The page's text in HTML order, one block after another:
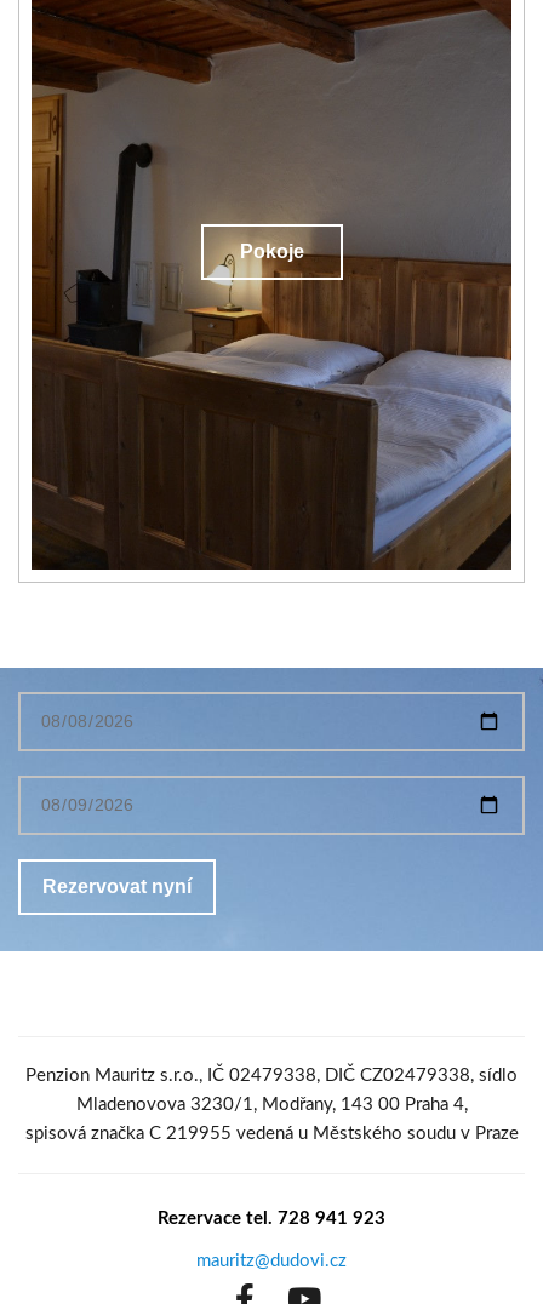
Pokoje
Penzion Mauritz s.r.o., IČ 02479338, DIČ CZ02479338, sídlo
Mladenovova 3230/1, Modřany, 143 00 Praha 4,
spisová značka C 219955 vedená u Městského soudu v Praze
Rezervace tel. 728 941 923
mauritz@dudovi.cz